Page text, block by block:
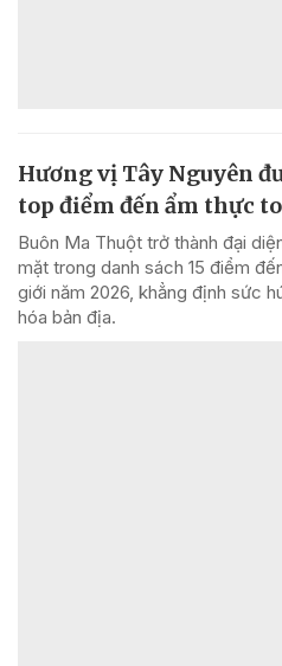
Hương vị Tây Nguyên
top điểm đến ẩm thực
Buôn Ma Thuột trở thành đại
mặt trong danh sách 15 điểm
giới năm 2026, khẳng định sức
hóa bản địa.